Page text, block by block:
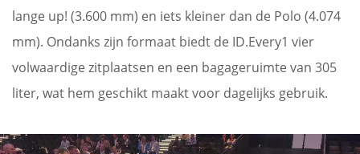
lange up! (3.600 mm) en iets kleiner dan de Polo (4.074
mm). Ondanks zijn formaat biedt de ID.Every1 vier
volwaardige zitplaatsen en een bagageruimte van 305
liter, wat hem geschikt maakt voor dagelijks gebruik.